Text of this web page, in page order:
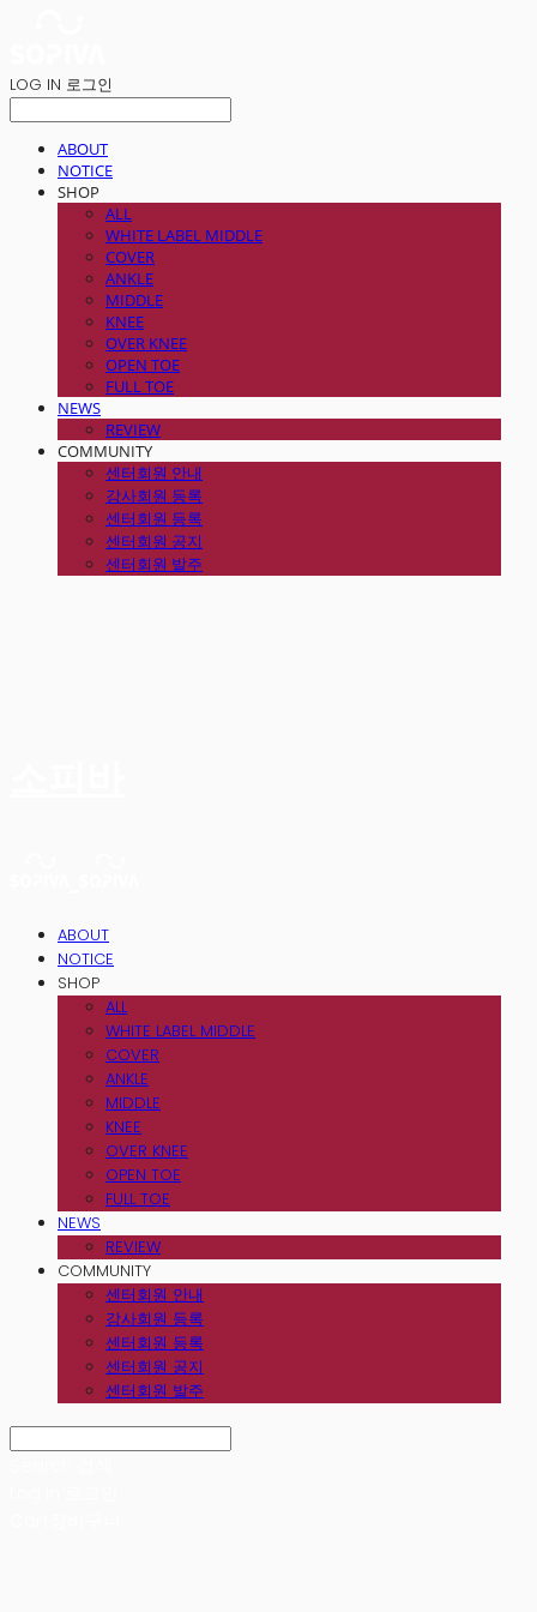
LOG IN 로그인
ABOUT
NOTICE
SHOP
ALL
WHITE LABEL MIDDLE
COVER
ANKLE
MIDDLE
KNEE
OVER KNEE
OPEN TOE
FULL TOE
NEWS
REVIEW
COMMUNITY
센터회원 안내
강사회원 등록
센터회원 등록
센터회원 공지
센터회원 발주
ABOUT
NOTICE
SHOP
ALL
WHITE LABEL MIDDLE
COVER
ANKLE
MIDDLE
KNEE
OVER KNEE
OPEN TOE
FULL TOE
NEWS
REVIEW
COMMUNITY
센터회원 안내
강사회원 등록
센터회원 등록
센터회원 공지
센터회원 발주